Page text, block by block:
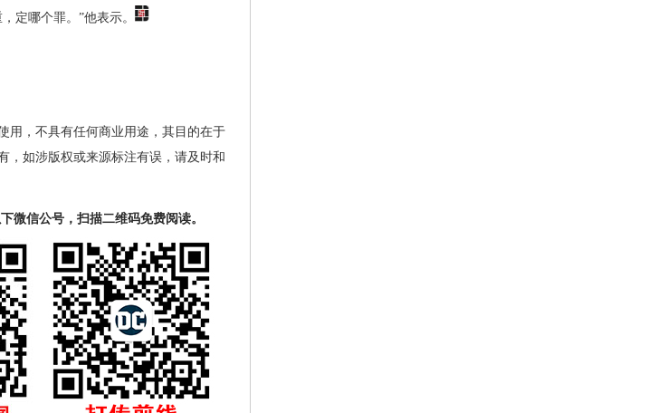
定哪个罪。”他表示。
用，不具有任何商业用途，其目的在于
，如涉版权或来源标注有误，请及时和
微信公号，扫描二维码免费阅读。